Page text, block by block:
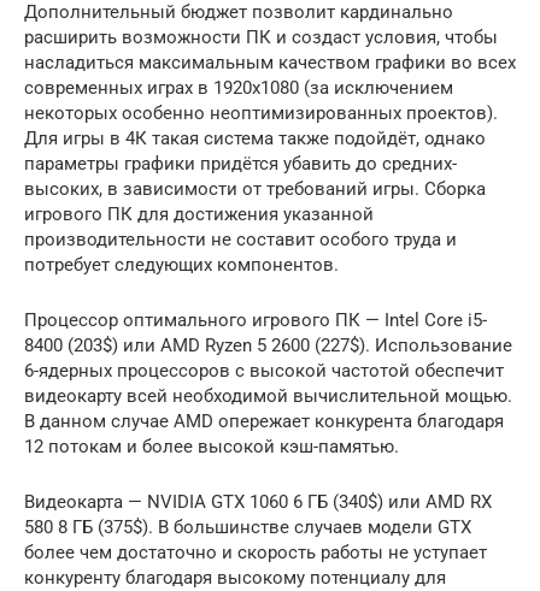
Дополнительный бюджет позволит кардинально
расширить возможности ПК и создаст условия, чтобы
насладиться максимальным качеством графики во всех
современных играх в 1920х1080 (за исключением
некоторых особенно неоптимизированных проектов).
Для игры в 4К такая система также подойдёт, однако
параметры графики придётся убавить до средних-
высоких, в зависимости от требований игры. Сборка
игрового ПК для достижения указанной
производительности не составит особого труда и
потребует следующих компонентов.
Процессор оптимального игрового ПК — Intel Core i5-
8400 (203$) или AMD Ryzen 5 2600 (227$). Использование
6-ядерных процессоров с высокой частотой обеспечит
видеокарту всей необходимой вычислительной мощью.
В данном случае AMD опережает конкурента благодаря
12 потокам и более высокой кэш-памятью.
Видеокарта — NVIDIA GTX 1060 6 ГБ (340$) или AMD RX
580 8 ГБ (375$). В большинстве случаев модели GTX
более чем достаточно и скорость работы не уступает
конкуренту благодаря высокому потенциалу для